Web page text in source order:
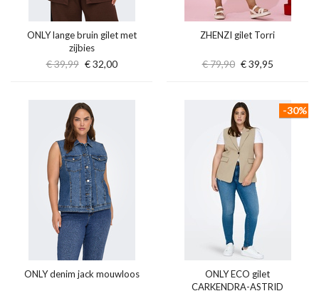
ONLY lange bruin gilet met
zijbies
€ 39,99 € 32,00
ZHENZI gilet Torri
€ 79,90 € 39,95
ONLY denim jack mouwloos
ONLY ECO gilet
CARKENDRA-ASTRID
-30%